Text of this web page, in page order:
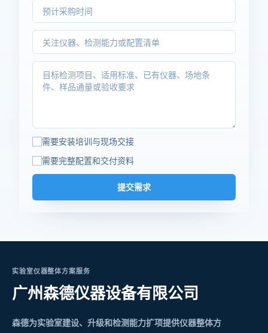
需要安装培训与现场交接
需要完整配置和交付资料
提交需求
实验室仪器整体方案服务
广州森德仪器设备有限公司
森德为实验室建设、升级和检测能力扩项提供仪器整体方